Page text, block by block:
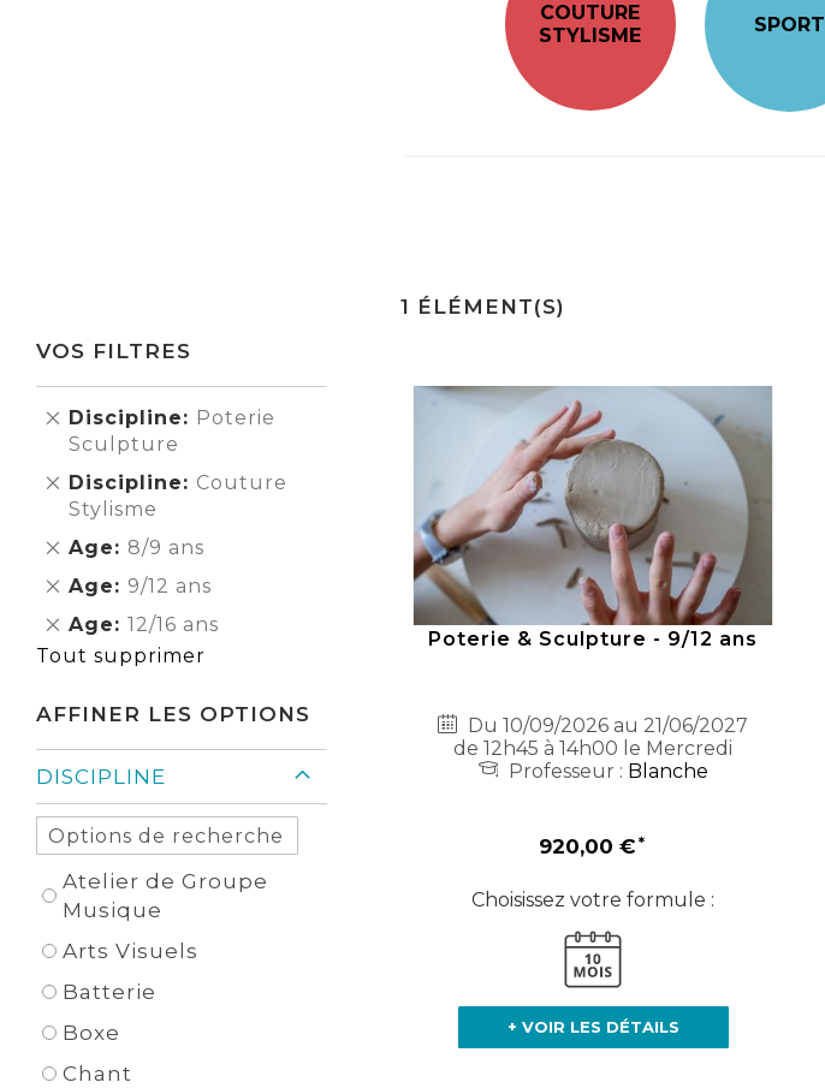
COUTURE
STYLISME
SPORT
1 ÉLÉMENT(S)
Poterie & Sculpture - 9/12 ans
Du 10/09/2026 au 21/06/2027
de 12h45 à 14h00 le Mercredi
Professeur : Blanche
920,00 €
Choisissez votre formule :
+ VOIR LES DÉTAILS
VOS FILTRES
Discipline
Poterie
Sculpture
Supprimer
cet
Élément
Discipline
Couture
Stylisme
Supprimer
cet
Élément
Age 8/9 ans
Supprimer
Élément
Age 9/12 ans
Supprimer
Élément
Age 12/16 ans
Supprimer
cet
Tout supprimer
AFFINER LES OPTIONS
DISCIPLINE
Atelier de Groupe
Musique
Arts Visuels
Batterie
Boxe
Chant